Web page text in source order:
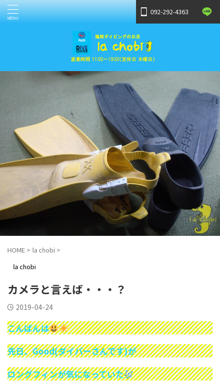
092-292-4363
HOME > la chobi >
la chobi
カメラと言えば・・・？
2019-04-24
こんばんは
先日、Good(ダイバーさんです)が
ロングフィンが気になっていた